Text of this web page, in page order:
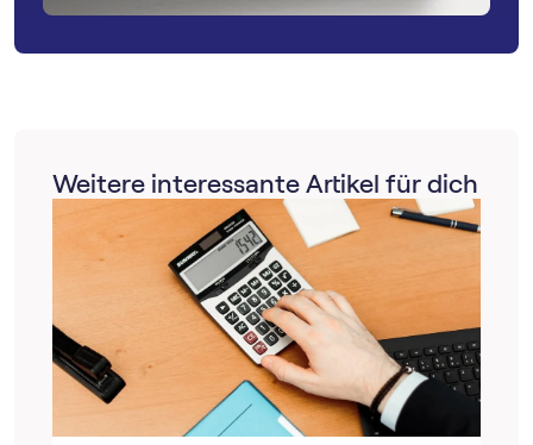
Weitere interessante Artikel für dich